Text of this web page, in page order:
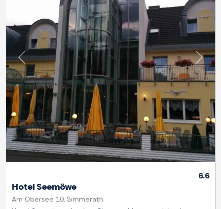
Previous Next
6.6
Hotel Seemöwe
Am Obersee 10, Simmerath